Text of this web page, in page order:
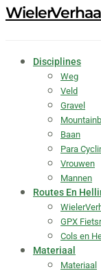
Disciplines
Weg
Veld
Gravel
Baan
Para
Vrouwen
Mannen
Routes En
GPX
Cols en
Materiaal
Materiaal